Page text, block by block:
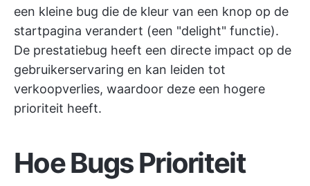
een kleine bug die de kleur van een knop op de
startpagina verandert (een "delight" functie).
De prestatiebug heeft een directe impact op de
gebruikerservaring en kan leiden tot
verkoopverlies, waardoor deze een hogere
prioriteit heeft.
Hoe Bugs Prioriteit